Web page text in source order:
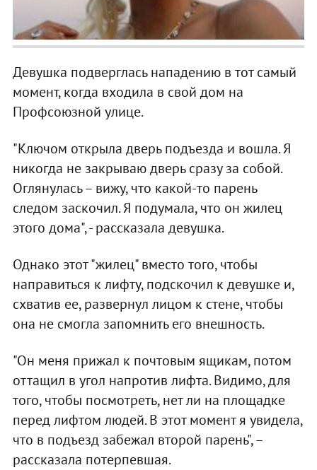
Девушка подверглась нападению в тот самый
момент, когда входила в свой дом на
Профсоюзной улице.
"Ключом открыла дверь подъезда и вошла. Я
никогда не закрываю дверь сразу за собой.
Оглянулась – вижу, что какой-то парень
следом заскочил. Я подумала, что он жилец
этого дома", - рассказала девушка.
Однако этот "жилец" вместо того, чтобы
направиться к лифту, подскочил к девушке и,
схватив ее, развернул лицом к стене, чтобы
она не смогла запомнить его внешность.
"Он меня прижал к почтовым ящикам, потом
оттащил в угол напротив лифта. Видимо, для
того, чтобы посмотреть, нет ли на площадке
перед лифтом людей. В этот момент я увидела,
что в подъезд забежал второй парень", –
рассказала потерпевшая.